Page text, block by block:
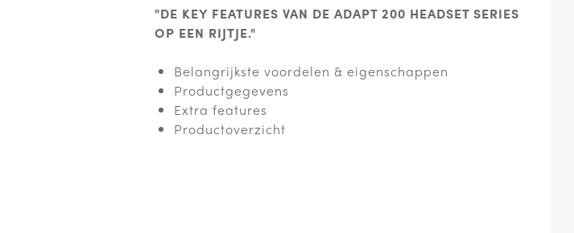
"DE KEY FEATURES VAN DE ADAPT 200 HEADSET SERIES
OP EEN RIJTJE."
Belangrijkste voordelen & eigenschappen
Productgegevens
Extra features
Productoverzicht